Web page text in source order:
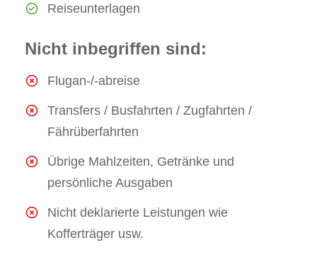
Reiseunterlagen
Nicht inbegriffen sind:
Flugan-/-abreise
Transfers / Busfahrten / Zugfahrten /
Fährüberfahrten
Übrige Mahlzeiten, Getränke und
persönliche Ausgaben
Nicht deklarierte Leistungen wie
Kofferträger usw.